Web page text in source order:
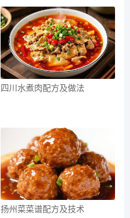
四川水煮肉配方及做法
扬州菜菜谱配方及技术